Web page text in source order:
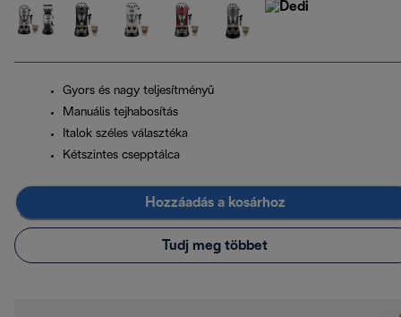
Gyors és nagy teljesítményű
Manuális tejhabosítás
Italok széles választéka
Kétszintes csepptálca
Hozzáadás a kosárhoz
Tudj meg többet